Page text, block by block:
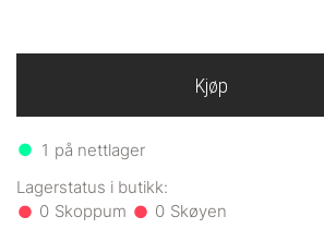
1 på nettlager
0 0
Kjøp